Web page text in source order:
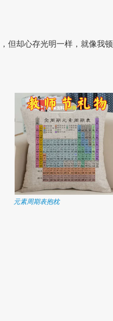
但却心存光明一样，就像我顿
元素周期表抱枕